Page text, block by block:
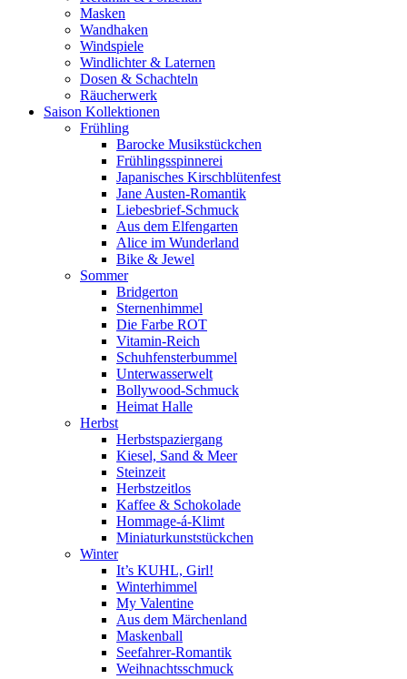
Masken
Wandhaken
Windspiele
Windlichter & Laternen
Dosen & Schachteln
Räucherwerk
Saison Kollektionen
Frühling
Barocke Musikstückchen
Frühlingsspinnerei
Japanisches Kirschblütenfest
Jane Austen-Romantik
Liebesbrief-Schmuck
Aus dem Elfengarten
Alice im Wunderland
Bike & Jewel
Sommer
Bridgerton
Sternenhimmel
Die Farbe ROT
Vitamin-Reich
Schuhfensterbummel
Unterwasserwelt
Bollywood-Schmuck
Heimat Halle
Herbst
Herbstspaziergang
Kiesel, Sand & Meer
Steinzeit
Herbstzeitlos
Kaffee & Schokolade
Hommage-á-Klimt
Miniaturkunststückchen
Winter
It’s KUHL, Girl!
Winterhimmel
My Valentine
Aus dem Märchenland
Maskenball
Seefahrer-Romantik
Weihnachtsschmuck